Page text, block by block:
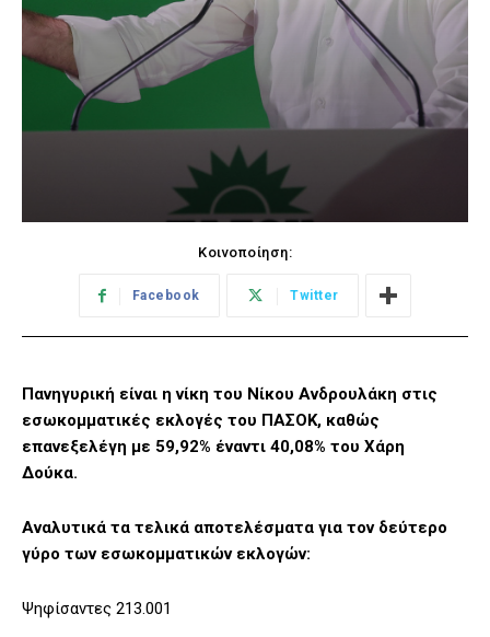
Κοινοποίηση:
Facebook Twitter
Πανηγυρική είναι η νίκη του Νίκου Ανδρουλάκη στις
εσωκομματικές εκλογές του ΠΑΣΟΚ, καθώς
επανεξελέγη με 59,92% έναντι 40,08% του Χάρη
Δούκα.
Αναλυτικά τα τελικά αποτελέσματα για τον δεύτερο
γύρο των εσωκομματικών εκλογών:
Ψηφίσαντες 213.001